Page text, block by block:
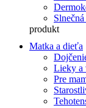
produkt
Matka a dieťa
Lieky a
Pre